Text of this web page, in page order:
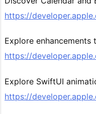
https://
Explore enhancements
https://
Explore SwiftUI
https://